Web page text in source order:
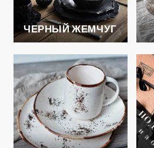
ЧЕРНЫЙ ЖЕМЧУГ